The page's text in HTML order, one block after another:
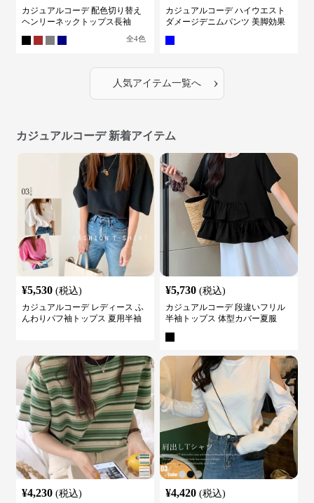
カジュアルコーデ 配色切り替え
ヘンリーネックトップス長袖
全4色
カジュアルコーデ ハイウエスト
ダメージデニムパンツ 美脚効果
人気アイテム一覧へ ›
カジュアルコーデ 新着アイテム
¥5,530 (税込)
カジュアルコーデ レディース ふ
んわりパフ袖トップス 夏用半袖
¥5,730 (税込)
カジュアルコーデ 段違いフリル
半袖トップス 体型カバー夏服
¥4,230 (税込) ¥4,420 (税込)